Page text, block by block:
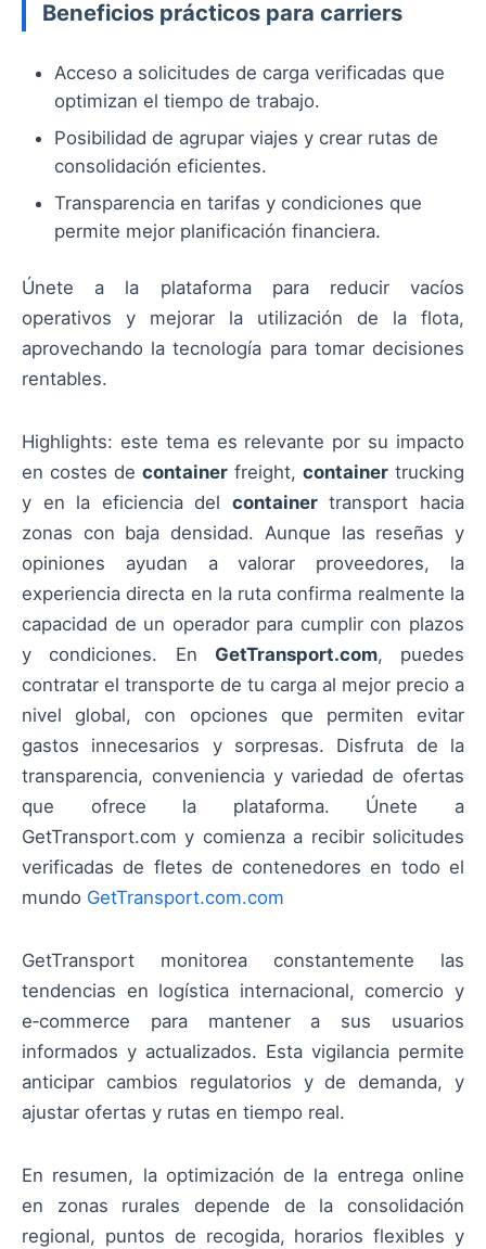
Beneficios prácticos para carriers
Acceso a solicitudes de carga verificadas que
optimizan el tiempo de trabajo.
Posibilidad de agrupar viajes y crear rutas de
consolidación eficientes.
Transparencia en tarifas y condiciones que
permite mejor planificación financiera.
Únete a la plataforma para reducir vacíos
operativos y mejorar la utilización de la flota,
aprovechando la tecnología para tomar decisiones
rentables.
Highlights: este tema es relevante por su impacto
en costes de container freight, container trucking
y en la eficiencia del containertransport hacia
zonas con baja densidad. Aunque las reseñas y
opiniones ayudan a valorar proveedores, la
experiencia directa en la ruta confirma realmente la
capacidad de un operador para cumplir con plazos
y condiciones. En GetTransport.com, puedes
contratar el transporte de tu carga al mejor precio a
nivel global, con opciones que permiten evitar
gastos innecesarios y sorpresas. Disfruta de la
transparencia, conveniencia y variedad de ofertas
que ofrece la plataforma. Únete a
GetTransport.com y comienza a recibir solicitudes
verificadas de fletes de contenedores en todo el
mundo GetTransport.com.com
GetTransport monitorea constantemente las
tendencias en logística internacional, comercio y
e‑commerce para mantener a sus usuarios
informados y actualizados. Esta vigilancia permite
anticipar cambios regulatorios y de demanda, y
ajustar ofertas y rutas en tiempo real.
En resumen, la optimización de la entrega online
en zonas rurales depende de la consolidación
regional, puntos de recogida, horarios flexibles y